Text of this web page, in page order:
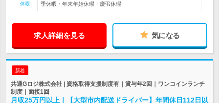
休暇
季休暇・年末年始休暇・慶弔休暇
求人詳細を見る 気になる
新着
共通Gロジ株式会社 | 資格取得支援制度有｜賞与年2回｜ワンコインランチ
制度｜面接1回
月収25万円以上｜【大型市内配送ドライバー】年間休日112日以